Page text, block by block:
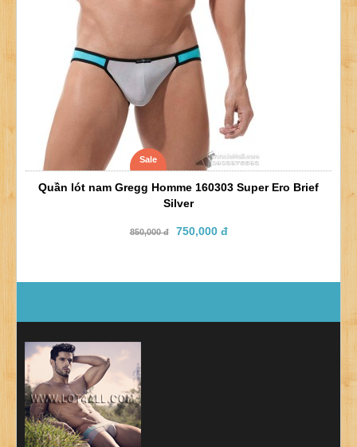
Sale
Quần lót nam Gregg Homme 160303 Super Ero Brief
Silver
850,000 đ 750,000 đ